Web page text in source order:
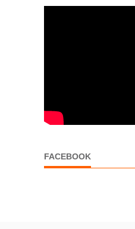
FACEBOOK